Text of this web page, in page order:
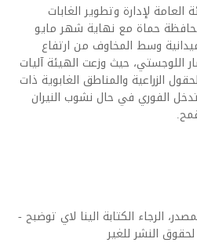
لإدارة وتطوير الغابات
حماة مع نهاية شهر مايو
وسط المخاوف من ارتفاع
اللوجستي، حيث وزعت الهيئة آليات
الزراعية والمناطق الغابوية ذات
الفوري في حال نشوب النيران
الرجاء الكتابة الينا لاي توضبح -
لحقوق النشر للغير